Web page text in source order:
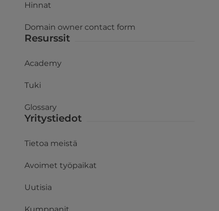
Hinnat
Domain owner contact form
Resurssit
Academy
Tuki
Glossary
Yritystiedot
Tietoa meistä
Avoimet työpaikat
Uutisia